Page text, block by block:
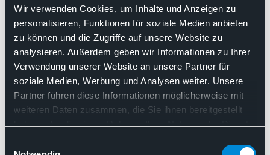
Wir verwenden Cookies, um Inhalte und Anzeigen zu
personalisieren, Funktionen für soziale Medien anbieten
zu können und die Zugriffe auf unsere Website zu
analysieren. Außerdem geben wir Informationen zu Ihrer
Verwendung unserer Website an unsere Partner für
soziale Medien, Werbung und Analysen weiter. Unsere
Partner führen diese Informationen möglicherweise mit
weiteren Daten zusammen, die Sie ihnen bereitgestellt
haben oder die sie im Rahmen Ihrer Nutzung der Dienste
Cookies, wenn Sie unsere Webseite weiterhin nutzen.
10115 Berlin
EU-Streitschlichtung
Die Europäische Kommission stellt eine Plattform zur
Online-Streitbeilegung (OS) bereit:
https://ec.europa.eu/consumers/odr/.
Unsere E-Mail-Adresse finden Sie oben im Impressum.
Verbraucher­streit­beilegung/Universal­
schlichtungs­stelle
Wir sind nicht bereit oder verpflichtet, an